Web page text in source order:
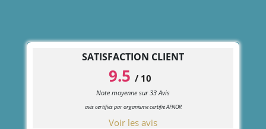
SATISFACTION CLIENT
9.5 / 10
Note moyenne sur33Avis
avis certifiés par organisme certifié AFNOR
Voir les avis